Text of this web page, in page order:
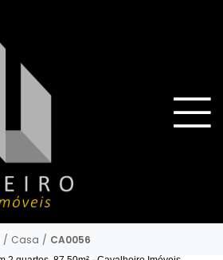
/ Casa / CA0056